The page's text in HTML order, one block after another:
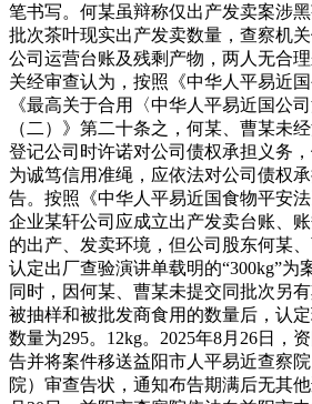
笔书写。何某虽辩称仅出产发卖案涉
批次茶叶现实出产发卖数量，查察机
公司运营台账及残剩产物，两人无合
关经审查认为，按照《中华人平易近
《最高关于合用〈中华人平易近国公
（二）》第二十条之，何某、曹某未
登记公司时许诺对公司债权承担义务
为诚笃信用准绳，应依法对公司债权
告。按照《中华人平易近国食物平安
企业某轩公司应成立出产发卖台账、
的出产、发卖环境，但公司股东何某
认定出厂查验演讲单载明的“300kg”为
同时，因何某、曹某未提交同批次另
被抽样和被批发商食用的数量后，认
数量为295。12kg。2025年8月26日，
告并将案件移送益阳市人平易近查察
院）审查告状，通知布告期满后无其